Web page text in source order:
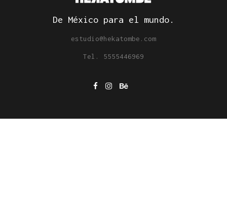
De México para el mundo.
estudio@hekatombe.com
Tel. 5555446969